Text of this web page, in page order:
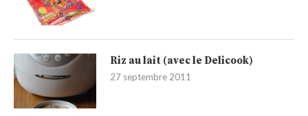
Riz au lait (avec le Delicook)
27 septembre 2011